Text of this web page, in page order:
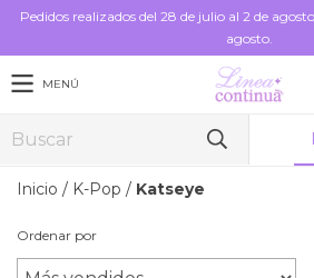
Pedidos realizados del 28 de julio al 2 de
agosto.
MENÚ
Inicio / K-Pop / Katseye
Ordenar por